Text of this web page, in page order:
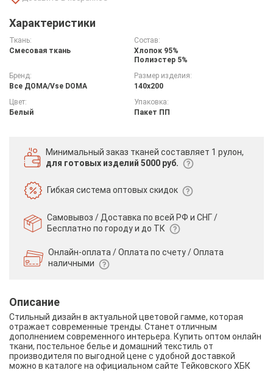
Характеристики
Ткань:
Смесовая ткань
Состав:
Хлопок 95%
Полиэстер 5%
Бренд:
Все ДOMA/Vse DOMA
Размер изделия:
140х200
Цвет:
Белый
Упаковка:
Пакет ПП
Минимальный заказ тканей составляет 1 рулон,
для готовых изделий 5000 руб.
Гибкая системаоптовых скидок
Самовывоз / Доставка по всей РФ и СНГ /
Бесплатно по городу и до ТК
Онлайн-оплата / Оплата по счету /Оплата
наличными
Описание
Стильный дизайн в актуальной цветовой гамме, которая
отражает современные тренды. Станет отличным
дополнением современного интерьера. Купить оптом онлайн
ткани, постельное белье и домашний текстиль от
производителя по выгодной цене с удобной доставкой
можно в каталоге на официальном сайте Тейковского ХБК